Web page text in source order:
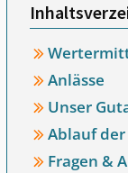
Anlässe
Unser
Ablauf
Fragen &